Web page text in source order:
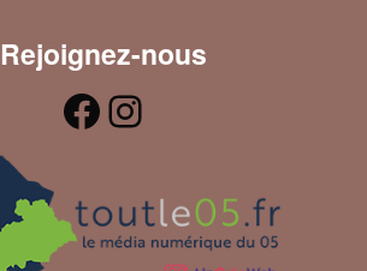
Rejoignez-nous